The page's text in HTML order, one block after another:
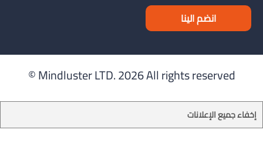
انضم الينا
Mindluster LTD.2026 All rights reserved ©
إخفاء جميع الإعلانات